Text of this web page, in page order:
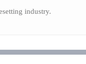
industry.